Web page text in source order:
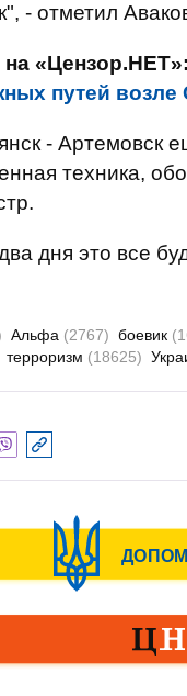
- отметил
на «Цензор.НЕТ»:
путей возле
- Артемовск
техника,
дня это все
Альфа (2767) боевик
терроризм (18625)